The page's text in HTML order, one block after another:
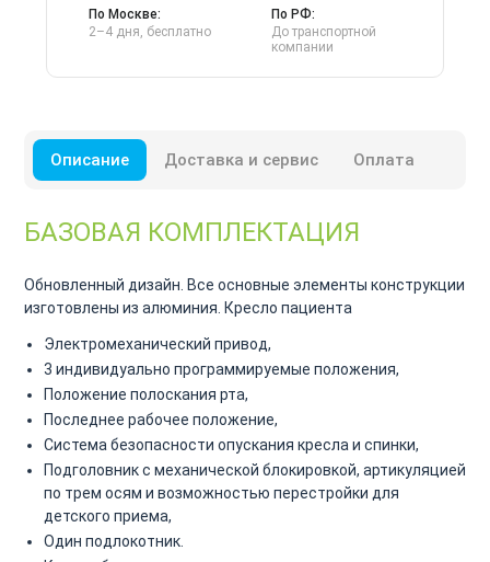
По Москве:
2–4 дня, бесплатно
По РФ:
До транспортной
компании
Описание Доставка и сервис Оплата
БАЗОВАЯ КОМПЛЕКТАЦИЯ
Обновленный дизайн. Все основные элементы конструкции
изготовлены из алюминия. Кресло пациента
Электромеханический привод,
3 индивидуально программируемые положения,
Положение полоскания рта,
Последнее рабочее положение,
Система безопасности опускания кресла и спинки,
Подголовник с механической блокировкой, артикуляцией
по трем осям и возможностью перестройки для
детского приема,
Один подлокотник.